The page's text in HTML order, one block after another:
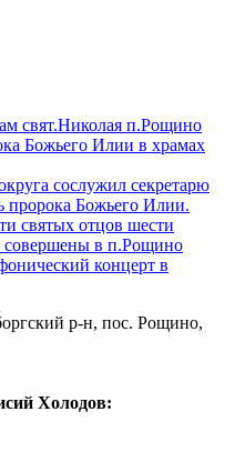
свят.Николая п.Рощино
Божьего Илии в храмах
сослужил секретарю
пророка Божьего Илии.
святых отцов шести
совершены в п.Рощино
концерт в
р-н, пос. Рощино,
Холодов: